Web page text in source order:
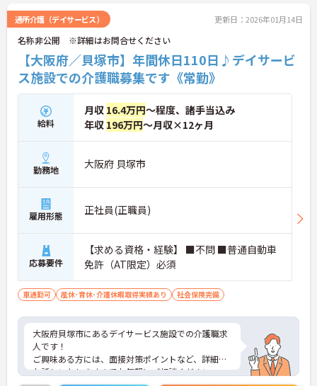
通所介護（デイサービス） 更新日：2026年01月14日
名称非公開 ※詳細はお問合せください
【大阪府／貝塚市】年間休日110日♪デイサービ
ス施設での介護職募集です《常勤》
給料
月収 16.4万円～程度、諸手当込み
年収 196万円～月収×12ヶ月
勤務地 大阪府 貝塚市
雇用形態 正社員(正職員)
応募要件
【求める資格・経験】 ■不問 ■普通自動車
免許（AT限定）必須
車通勤可 産休･育休･介護休暇取得実績あり 社会保険完備
大阪府貝塚市にあるデイサービス施設での介護職求
人です！
ご興味ある方には、面接対策ポイントなど、詳細を
お話しいたしますのでお気軽にご相談ください。